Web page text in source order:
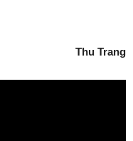
Thu Trang